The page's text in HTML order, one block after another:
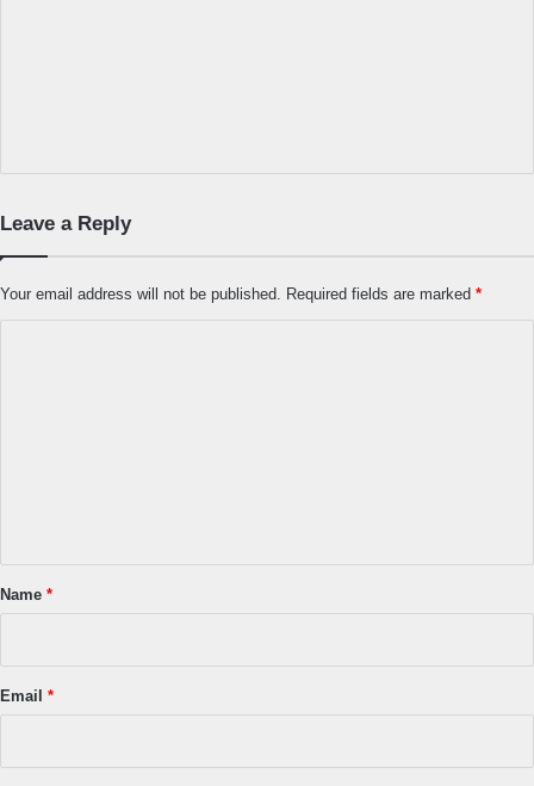
Leave a Reply
Your email address will not be published. Required fields are marked *
*Name *
Email *